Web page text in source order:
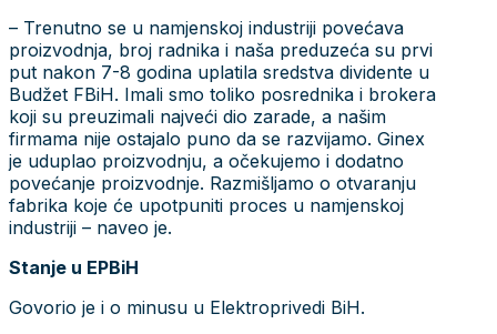
– Trenutno se u namjenskoj industriji povećava
proizvodnja, broj radnika i naša preduzeća su prvi
put nakon 7-8 godina uplatila sredstva dividente u
Budžet FBiH. Imali smo toliko posrednika i brokera
koji su preuzimali najveći dio zarade, a našim
firmama nije ostajalo puno da se razvijamo. Ginex
je uduplao proizvodnju, a očekujemo i dodatno
povećanje proizvodnje. Razmišljamo o otvaranju
fabrika koje će upotpuniti proces u namjenskoj
industriji – naveo je.
Stanje u EPBiH
Govorio je i o minusu u Elektroprivedi BiH.